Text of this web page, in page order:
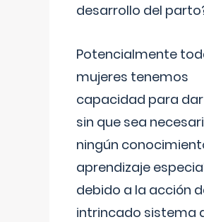
desarrollo del
Potencialmente
mujeres tenemos
capacidad para dar
sin que sea
ningún
aprendizaje
debido a la acción
intrincado sistema